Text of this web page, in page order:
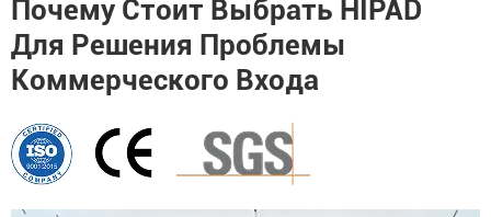
Почему Стоит Выбрать HIPAD
Для Решения Проблемы
Коммерческого Входа